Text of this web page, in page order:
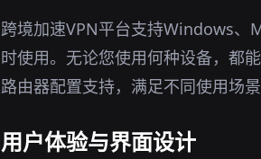
跨境加速VPN平台支持Windows、
时使用。无论您使用何种设备，都
路由器配置支持，满足不同使用场景
用户体验与界面设计